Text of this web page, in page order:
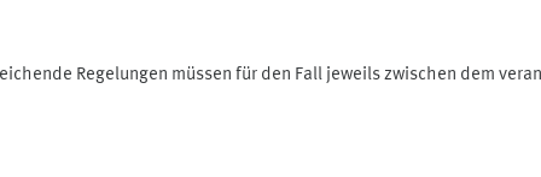
Regelungen müssen für den Fall jeweils zwischen dem